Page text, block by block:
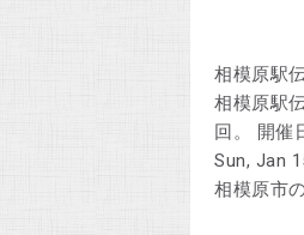
相模原駅
相模原駅
回。 開催
Sun, Jan
相模原市